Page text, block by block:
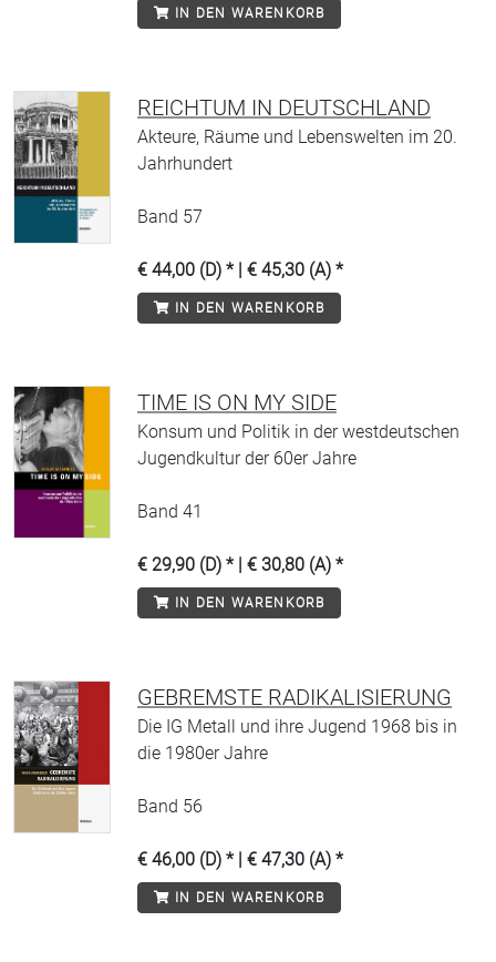
IN DEN WARENKORB
REICHTUM IN DEUTSCHLAND
Akteure, Räume und Lebenswelten im 20.
Jahrhundert
Band 57
€ 44,00 (D) * | € 45,30 (A) *
IN DEN WARENKORB
TIME IS ON MY SIDE
Konsum und Politik in der westdeutschen
Jugendkultur der 60er Jahre
Band 41
€ 29,90 (D) * | € 30,80 (A) *
IN DEN WARENKORB
GEBREMSTE RADIKALISIERUNG
Die IG Metall und ihre Jugend 1968 bis in
die 1980er Jahre
Band 56
€ 46,00 (D) * | € 47,30 (A) *
IN DEN WARENKORB